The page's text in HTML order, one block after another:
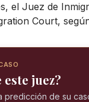
el Juez de
Court,
este juez?
predicción de su